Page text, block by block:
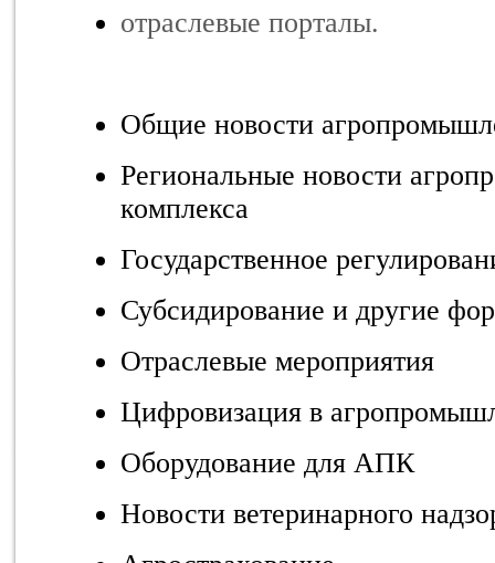
отраслевые порталы.
Общие новости
Региональные новости
комплекса
Государственное
Субсидирование и другие
Отраслевые мероприятия
Цифровизация в
Оборудование для АПК
Новости ветеринарного